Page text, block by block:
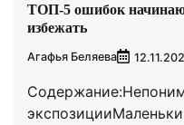
ТОП-5 ошибок
избежать
Агафья Беляева